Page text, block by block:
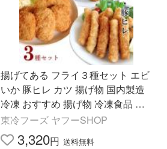
揚げてある フライ３種セット エビ
いか 豚ヒレ カツ 揚げ物 国内製造
冷凍 おすすめ 揚げ物 冷凍食品 セ
ット 車えび
東冷フーズ ヤフーSHOP
3,320円 送料無料